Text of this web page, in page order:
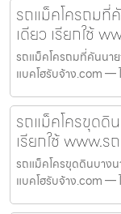
รถแม็คโครถมที่
เดียว เรียกใช้
รถแม็คโครถมที่คันนาย
แบคโฮรับจ้าง.com —
รถแม็คโครขุดดิ
เรียกใช้ www.ร
รถแม็คโครขุดดินบางน
แบคโฮรับจ้าง.com —